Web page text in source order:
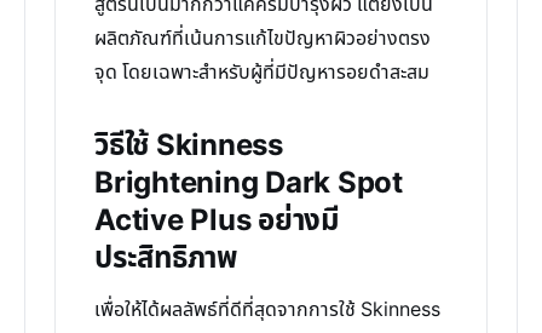
ผลิตภัณฑ์ที่เน้นการแก้ไขปัญหาผิวอย่างตรง
จุด โดยเฉพาะสำหรับผู้ที่มีปัญหารอยดำสะสม
วิธีใช้ Skinness
Brightening Dark Spot
Active Plus อย่างมี
ประสิทธิภาพ
เพื่อให้ได้ผลลัพธ์ที่ดีที่สุดจากการใช้ Skinness